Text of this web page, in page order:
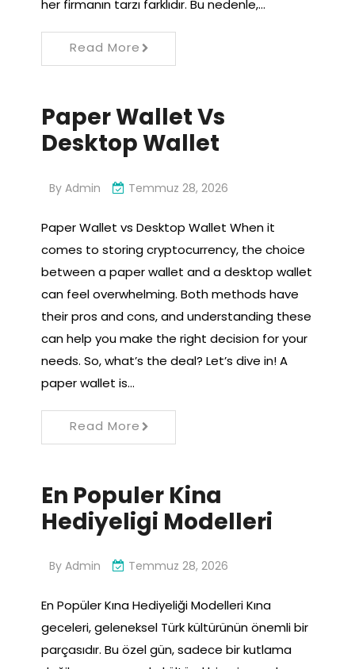
her firmanın tarzı farklıdır. Bu nedenle,…
Read More
Paper Wallet Vs
Desktop Wallet
By Admin Temmuz 28, 2026
Paper Wallet vs Desktop Wallet When it
comes to storing cryptocurrency, the choice
between a paper wallet and a desktop wallet
can feel overwhelming. Both methods have
their pros and cons, and understanding these
can help you make the right decision for your
needs. So, what’s the deal? Let’s dive in! A
paper wallet is…
Read More
En Populer Kina
Hediyeligi Modelleri
By Admin Temmuz 28, 2026
En Popüler Kına Hediyeliği Modelleri Kına
geceleri, geleneksel Türk kültürünün önemli bir
parçasıdır. Bu özel gün, sadece bir kutlama